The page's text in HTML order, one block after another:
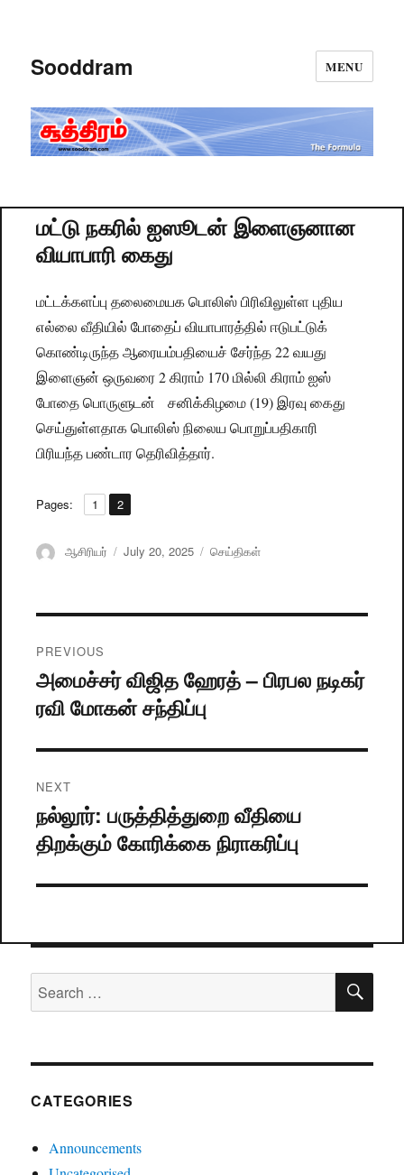
Sooddram MENU
மட்டு நகரில் ஐஸூடன் இளைஞனான
வியாபாரி கைது
மட்டக்களப்பு தலைமையக பொலிஸ் பிரிவிலுள்ள புதிய
எல்லை வீதியில் போதைப் வியாபாரத்தில் ஈடுபட்டுக்
கொண்டிருந்த ஆரையம்பதியைச் சேர்ந்த 22 வயது
இளைஞன் ஒருவரை 2 கிராம் 170 மில்லி கிராம் ஐஸ்
போதை பொருளுடன் சனிக்கிழமை (19) இரவு கைது
செய்துள்ளதாக பொலிஸ் நிலைய பொறுப்பதிகாரி
பிரியந்த பண்டார தெரிவித்தார்.
Pages: Page
1 ,
Page
2
Author
ஆசிரியர்
Posted
July 20, 2025 Categories
செய்திகள்
navigation
PREVIOUS
Previous
post:
அமைச்சர் விஜித ஹேரத் – பிரபல நடிகர்
ரவி மோகன் சந்திப்பு
NEXT
Next
post:
நல்லூர்: பருத்தித்துறை வீதியை
திறக்கும் கோரிக்கை நிராகரிப்பு
Search
for:
CATEGORIES
Announcements